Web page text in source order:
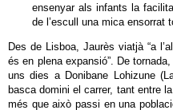
ensenyar als infants la
de l’escull una mica ensorrat
Des de Lisboa, Jaurès viatjà “a
és en plena expansió”. De
uns dies a Donibane Lohizune
basca domini el carrer, tant entre
més que això passi en una